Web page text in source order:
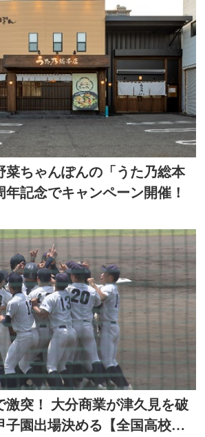
菜ちゃんぽんの「うた乃総本
年記念でキャンペーン開催！
激突！ 大分商業が津久見を破
子園出場決める【全国高校野